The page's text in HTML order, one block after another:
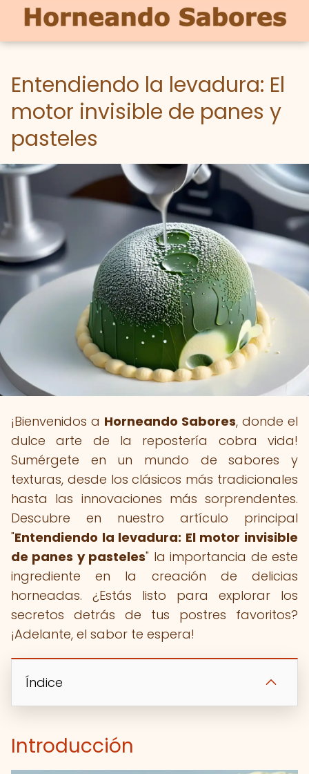
Entendiendo la levadura: El
motor invisible de panes y
pasteles
¡Bienvenidos a Horneando Sabores, donde el
dulce arte de la repostería cobra vida!
Sumérgete en un mundo de sabores y
texturas, desde los clásicos más tradicionales
hasta las innovaciones más sorprendentes.
Descubre en nuestro artículo principal
"Entendiendo la levadura: El motor invisible
de panes y pasteles" la importancia de este
ingrediente en la creación de delicias
horneadas. ¿Estás listo para explorar los
secretos detrás de tus postres favoritos?
¡Adelante, el sabor te espera!
Índice
Introducción